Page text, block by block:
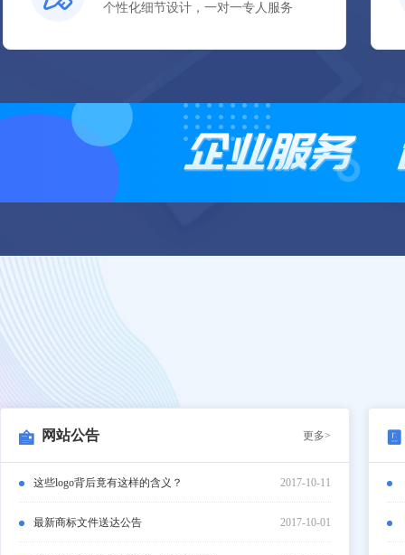
个性化细节设计，一对一专人服务
网站公告 更多>
这些logo背后竟有这样的含义？ 2017-10-11
最新商标文件送达公告 2017-10-01